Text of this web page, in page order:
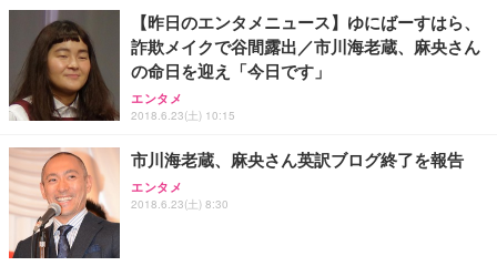
【昨日のエンタメニュース】ゆにばーすはら、
詐欺メイクで谷間露出／市川海老蔵、麻央さん
の命日を迎え「今日です」
エンタメ
2018.6.23(土) 10:15
市川海老蔵、麻央さん英訳ブログ終了を報告
エンタメ
2018.6.23(土) 8:30